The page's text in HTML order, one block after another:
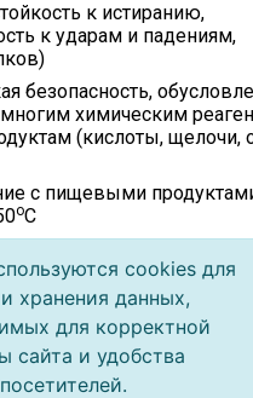
к истиранию,
к ударам и падениям,
безопасность,
химическим
(кислоты, щелочи,
с пищевыми
оC
пастеризации или
продуктов
и кислород
разогрева пищи в СВЧ-
cookies для
хранения данных,
для корректной
сайта и удобства
посетителей.